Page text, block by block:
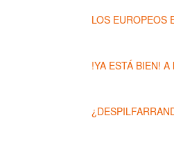
LOS EUROPEOS
!YA ESTÁ BIEN!